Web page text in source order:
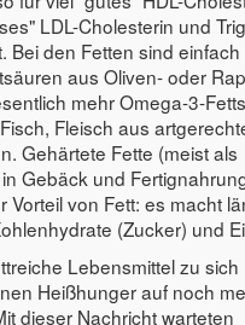
LDL-Cholesterin und
Bei den Fetten sind einfach
aus Oliven- oder
mehr Omega-3-
Fleisch aus
Gehärtete Fette (meist als
Gebäck und
Vorteil von Fett: es macht
(Zucker) und
Lebensmittel zu sich
Heißhunger auf noch
dieser Nachricht warteten